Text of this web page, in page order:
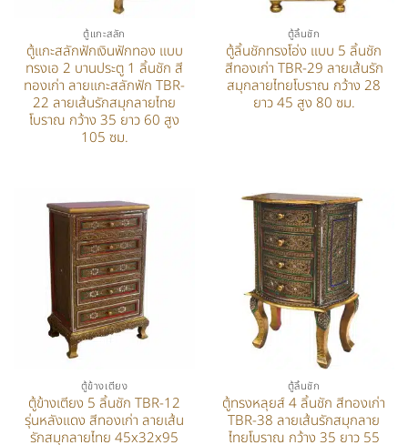
ตู้แกะสลัก
ตู้แกะสลักฟักเงินฟักทอง แบบ
ทรงเอ 2 บานประตู 1 ลิ้นชัก สี
ทองเก่า ลายแกะสลักฟัก TBR-
22 ลายเส้นรักสมุกลายไทย
โบราณ กว้าง 35 ยาว 60 สูง
105 ซม.
ตู้ลิ้นชัก
ตู้ลิ้นชักทรงโอ่ง แบบ 5 ลิ้นชัก
สีทองเก่า TBR-29 ลายเส้นรัก
สมุกลายไทยโบราณ กว้าง 28
ยาว 45 สูง 80 ซม.
ตู้ข้างเตียง
ตู้ข้างเตียง 5 ลิ้นชัก TBR-12
รุ่นหลังแดง สีทองเก่า ลายเส้น
รักสมุกลายไทย 45x32x95
ตู้ลิ้นชัก
ตู้ทรงหลุยส์ 4 ลิ้นชัก สีทองเก่า
TBR-38 ลายเส้นรักสมุกลาย
ไทยโบราณ กว้าง 35 ยาว 55